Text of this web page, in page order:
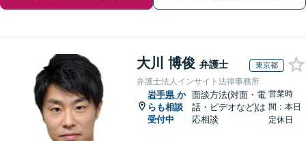
大川 博俊 弁護士 東京都
弁護士法人インサイト法律事務所
岩手県 か
らも相談
受付中
面談方法(対面・電
話・ビデオなど)は
応相談
営業時
間：本日
定休日